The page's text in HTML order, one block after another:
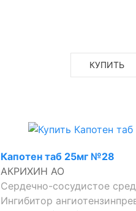
КУПИТЬ
Капотен таб 25мг №28
АКРИХИН АО
Сердечно-сосудистое
Ингибитор